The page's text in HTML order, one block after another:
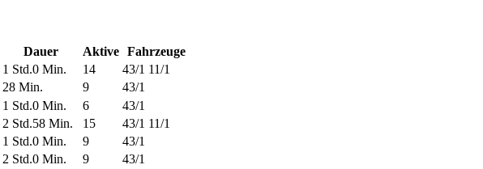
Dauer Aktive Fahrzeuge
1 Std.0 Min. 14 43/1 11/1
28 Min. 9
43/1
1 Std.0 Min. 6
43/1
2 Std.58 Min. 15 43/1 11/1
1 Std.0 Min. 9
43/1
2 Std.0 Min. 9
43/1